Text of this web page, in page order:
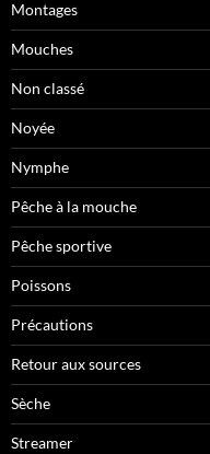
Montages
Mouches
Non classé
Noyée
Nymphe
Pêche à la mouche
Pêche sportive
Poissons
Précautions
Retour aux sources
Sèche
Streamer